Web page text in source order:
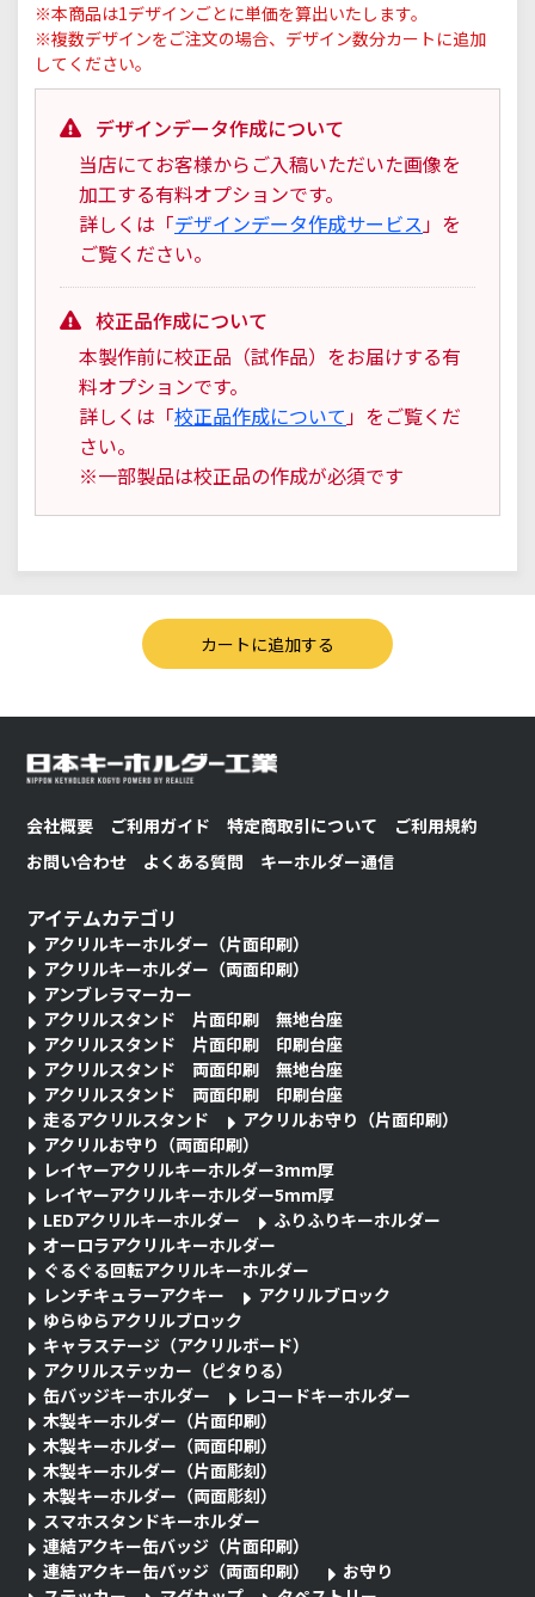
※本商品は1デザインごとに単価を算出いたします。
※複数デザインをご注文の場合、デザイン数分カートに追加
してください。
デザインデータ作成について
当店にてお客様からご入稿いただいた画像を
加工する有料オプションです。
詳しくは「デザインデータ作成サービス」を
ご覧ください。
校正品作成について
本製作前に校正品（試作品）をお届けする有
料オプションです。
詳しくは「校正品作成について」をご覧くだ
さい。
※一部製品は校正品の作成が必須です
会社概要 ご利用ガイド 特定商取引について
ご利用規約
お問い合わせ
よくある質問 キーホルダー通信
アイテムカテゴリ
アクリルキーホルダー（片面印刷）
アクリルキーホルダー（両面印刷）
アンブレラマーカー
アクリルスタンド 片面印刷 無地台座
アクリルスタンド 片面印刷 印刷台座
アクリルスタンド 両面印刷 無地台座
アクリルスタンド 両面印刷 印刷台座
走るアクリルスタンド
アクリルお守り（片面印刷）
アクリルお守り（両面印刷）
レイヤーアクリルキーホルダー3mm厚
レイヤーアクリルキーホルダー5mm厚
LEDアクリルキーホルダー
ふりふりキーホルダー
オーロラアクリルキーホルダー
ぐるぐる回転アクリルキーホルダー
レンチキュラーアクキー
アクリルブロック
ゆらゆらアクリルブロック
キャラステージ（アクリルボード）
アクリルステッカー（ピタりる）
缶バッジキーホルダー
レコードキーホルダー
木製キーホルダー（片面印刷）
木製キーホルダー（両面印刷）
木製キーホルダー（片面彫刻）
木製キーホルダー（両面彫刻）
スマホスタンドキーホルダー
連結アクキー缶バッジ（片面印刷）
連結アクキー缶バッジ（両面印刷）
お守り